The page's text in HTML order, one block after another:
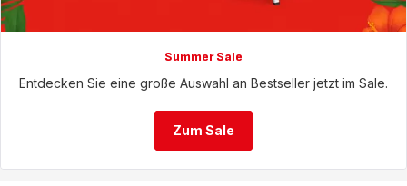
Summer Sale
Entdecken Sie eine große Auswahl an Bestseller jetzt im Sale.
Zum Sale